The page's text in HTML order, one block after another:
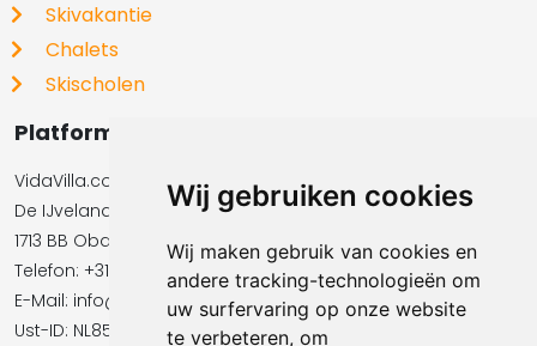
Wij gebruiken cookies
Wij maken gebruik van cookies en
andere tracking-technologieën om
uw surfervaring op onze website
te verbeteren, om
Skivakantie
Chalets
Skischolen
Platformbeheerder
VidaVilla.com BV
De IJvelandssloot 20
1713 BB Obdam
Telefon: +31854016545
E-Mail:​​​​ info@vidavilla.com
Ust-ID: NL855781919B01